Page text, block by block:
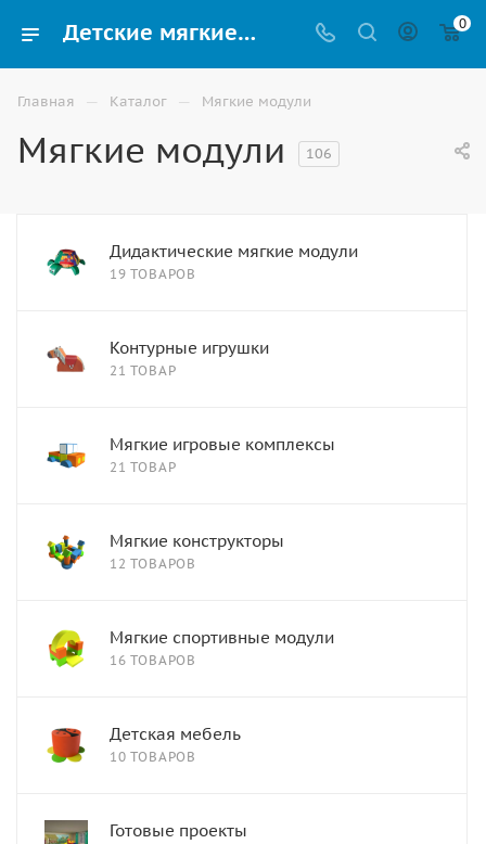
Детские мягкие модули купить в Астрахани 0
Главная — Каталог — Мягкие модули
Мягкие модули 106
Дидактические мягкие модули
19 ТОВАРОВ
Контурные игрушки
21 ТОВАР
Мягкие игровые комплексы
21 ТОВАР
Мягкие конструкторы
12 ТОВАРОВ
Мягкие спортивные модули
16 ТОВАРОВ
Детская мебель
10 ТОВАРОВ
Готовые проекты